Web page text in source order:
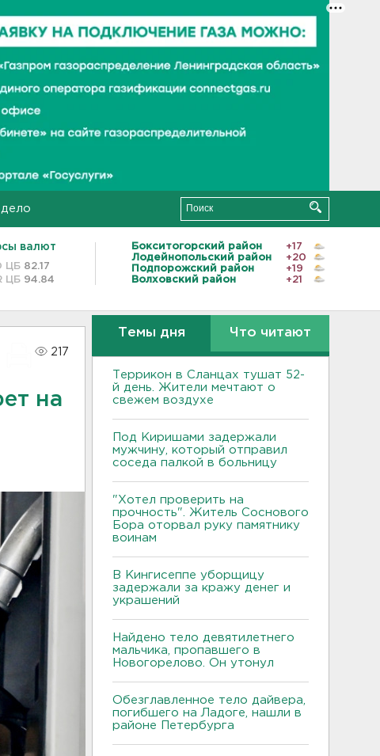
валют
ЦБ 82.17
ЦБ 94.84
Бокситогорский район
+17
Лодейнопольский район
+20
Подпорожский район
+19
Волховский район
+21
217
на
Темы дня Что читают
Террикон в Сланцах тушат 52-
й день. Жители мечтают о
свежем воздухе
Под Киришами задержали
мужчину, который отправил
соседа палкой в больницу
"Хотел проверить на
прочность". Житель Соснового
Бора оторвал руку памятнику
воинам
В Кингисеппе уборщицу
задержали за кражу денег и
украшений
Найдено тело девятилетнего
мальчика, пропавшего в
Новогорелово. Он утонул
Обезглавленное тело дайвера,
погибшего на Ладоге, нашли в
районе Петербурга